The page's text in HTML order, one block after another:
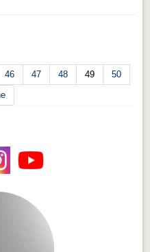
46 47 48 49
50